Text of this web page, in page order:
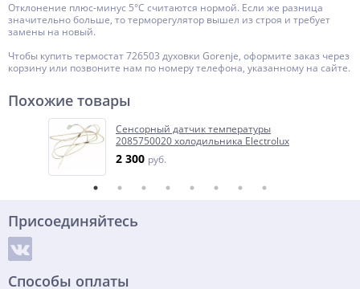
Отклонение плюс-минус 5°С считаются нормой. Если же разница
значительно больше, то терморегулятор вышел из строя и требует
замены на новый.
Чтобы купить термостат 726503 духовки Gorenje, оформите заказ через
корзину или позвоните нам по номеру телефона, указанному на сайте.
Похожие товары
Сенсорный датчик температуры
2085750020 холодильника Electrolux
2 300 руб.
Присоединяйтесь
Способы оплаты